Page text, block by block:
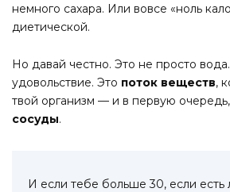
немного сахара. Или вовсе «ноль
диетической.
Но давай честно. Это не просто
удовольствие. Это поток веществ,
твой организм — и в первую
сосуды.
И если тебе больше 30, если есть